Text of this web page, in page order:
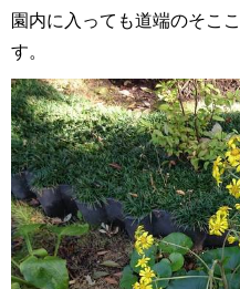
園内に入っても道端のそこ
す。